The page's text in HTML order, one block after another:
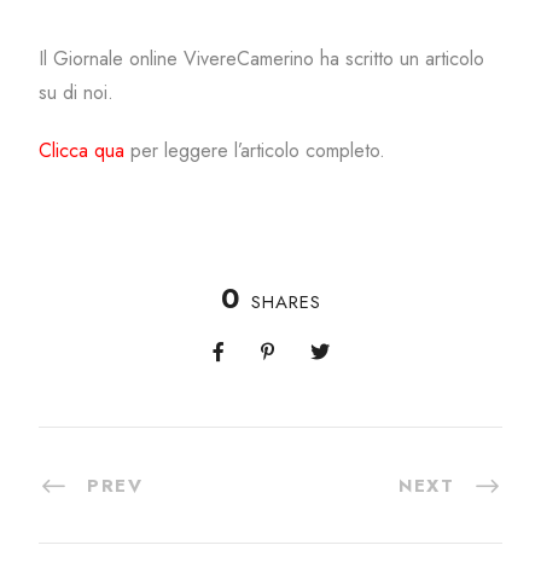
Il Giornale online VivereCamerino ha scritto un articolo
su di noi.
Clicca qua per leggere l’articolo completo.
0 SHARES
PREV NEXT